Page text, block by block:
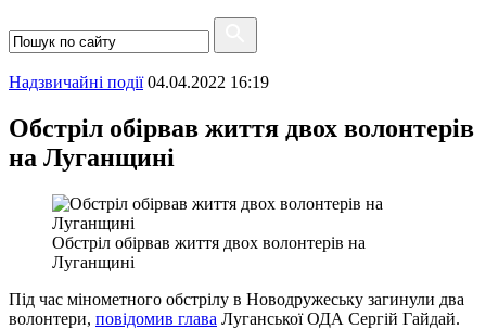
Надзвичайні події 04.04.2022 16:19
Обстріл обірвав життя двох волонтерів
на Луганщині
Обстріл обірвав життя двох волонтерів на
Луганщині
Під час мінометного обстрілу в Новодружеську загинули два
волонтери, повідомив глава Луганської ОДА Сергій Гайдай.